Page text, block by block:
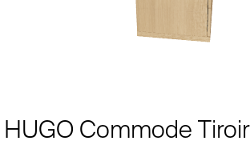
HUGO Commode Tiroir